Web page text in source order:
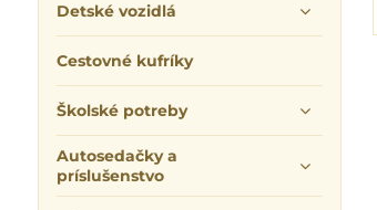
Detské vozidlá
Cestovné kufríky
Školské potreby
Autosedačky a
príslušenstvo